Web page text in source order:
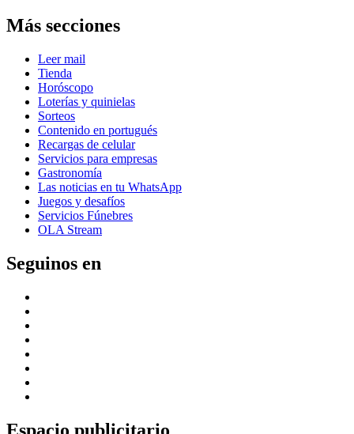
Más secciones
Leer mail
Tienda
Horóscopo
Loterías y quinielas
Sorteos
Contenido en portugués
Recargas de celular
Servicios para empresas
Gastronomía
Las noticias en tu WhatsApp
Juegos y desafíos
Servicios Fúnebres
OLA Stream
Seguinos en